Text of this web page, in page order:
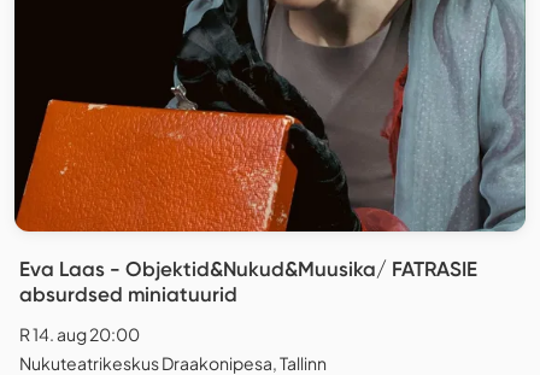
Eva Laas - Objektid&Nukud&Muusika/ FATRASIE
absurdsed miniatuurid
R 14. aug 20:00
Nukuteatrikeskus Draakonipesa, Tallinn